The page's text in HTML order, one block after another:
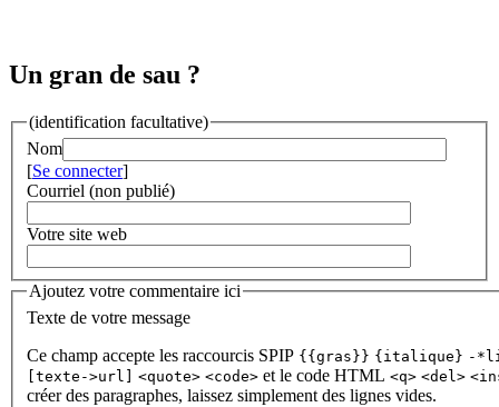
Un gran de sau ?
(identification facultative)
Nom
[Se connecter]
Courriel (non publié)
Votre site web
Ajoutez votre commentaire ici
Texte de votre message
Ce champ accepte les raccourcis SPIP {{gras}} {italique} -
[texte->url]
<quote> <code> et le code HTML <q> <del>
créer des paragraphes, laissez simplement des lignes vides.